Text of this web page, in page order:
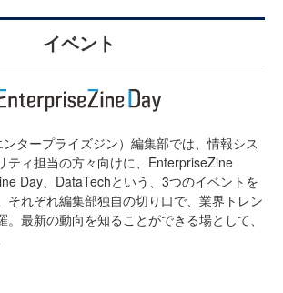
イベント
タープライズジン）編集部では、情報シス
ティ担当の方々向けに、EnterpriseZine
Day、DataTechという、3つのイベントを
それぞれ編集部独自の切り口で、業界トレン
。最新の動向を知ることができる場として、